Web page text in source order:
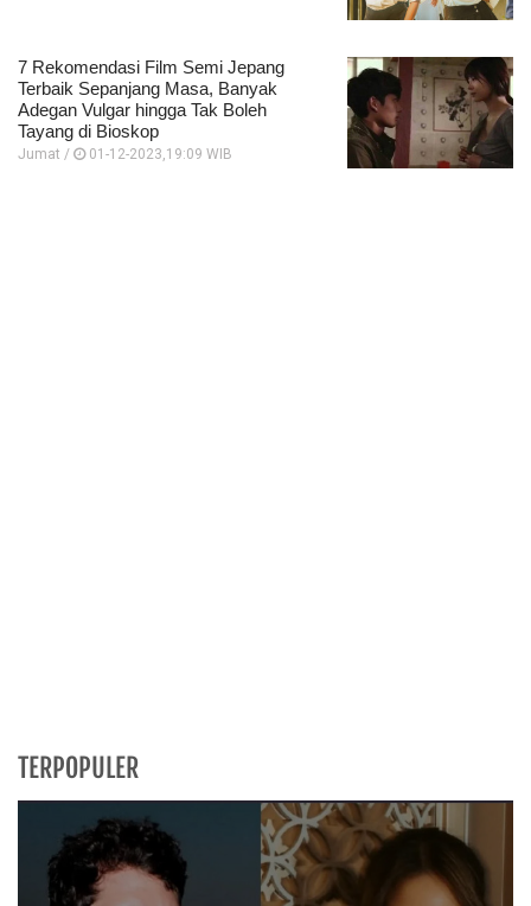
7 Rekomendasi Film Semi Jepang
Terbaik Sepanjang Masa, Banyak
Adegan Vulgar hingga Tak Boleh
Tayang di Bioskop
Jumat / 01-12-2023,19:09 WIB
TERPOPULER